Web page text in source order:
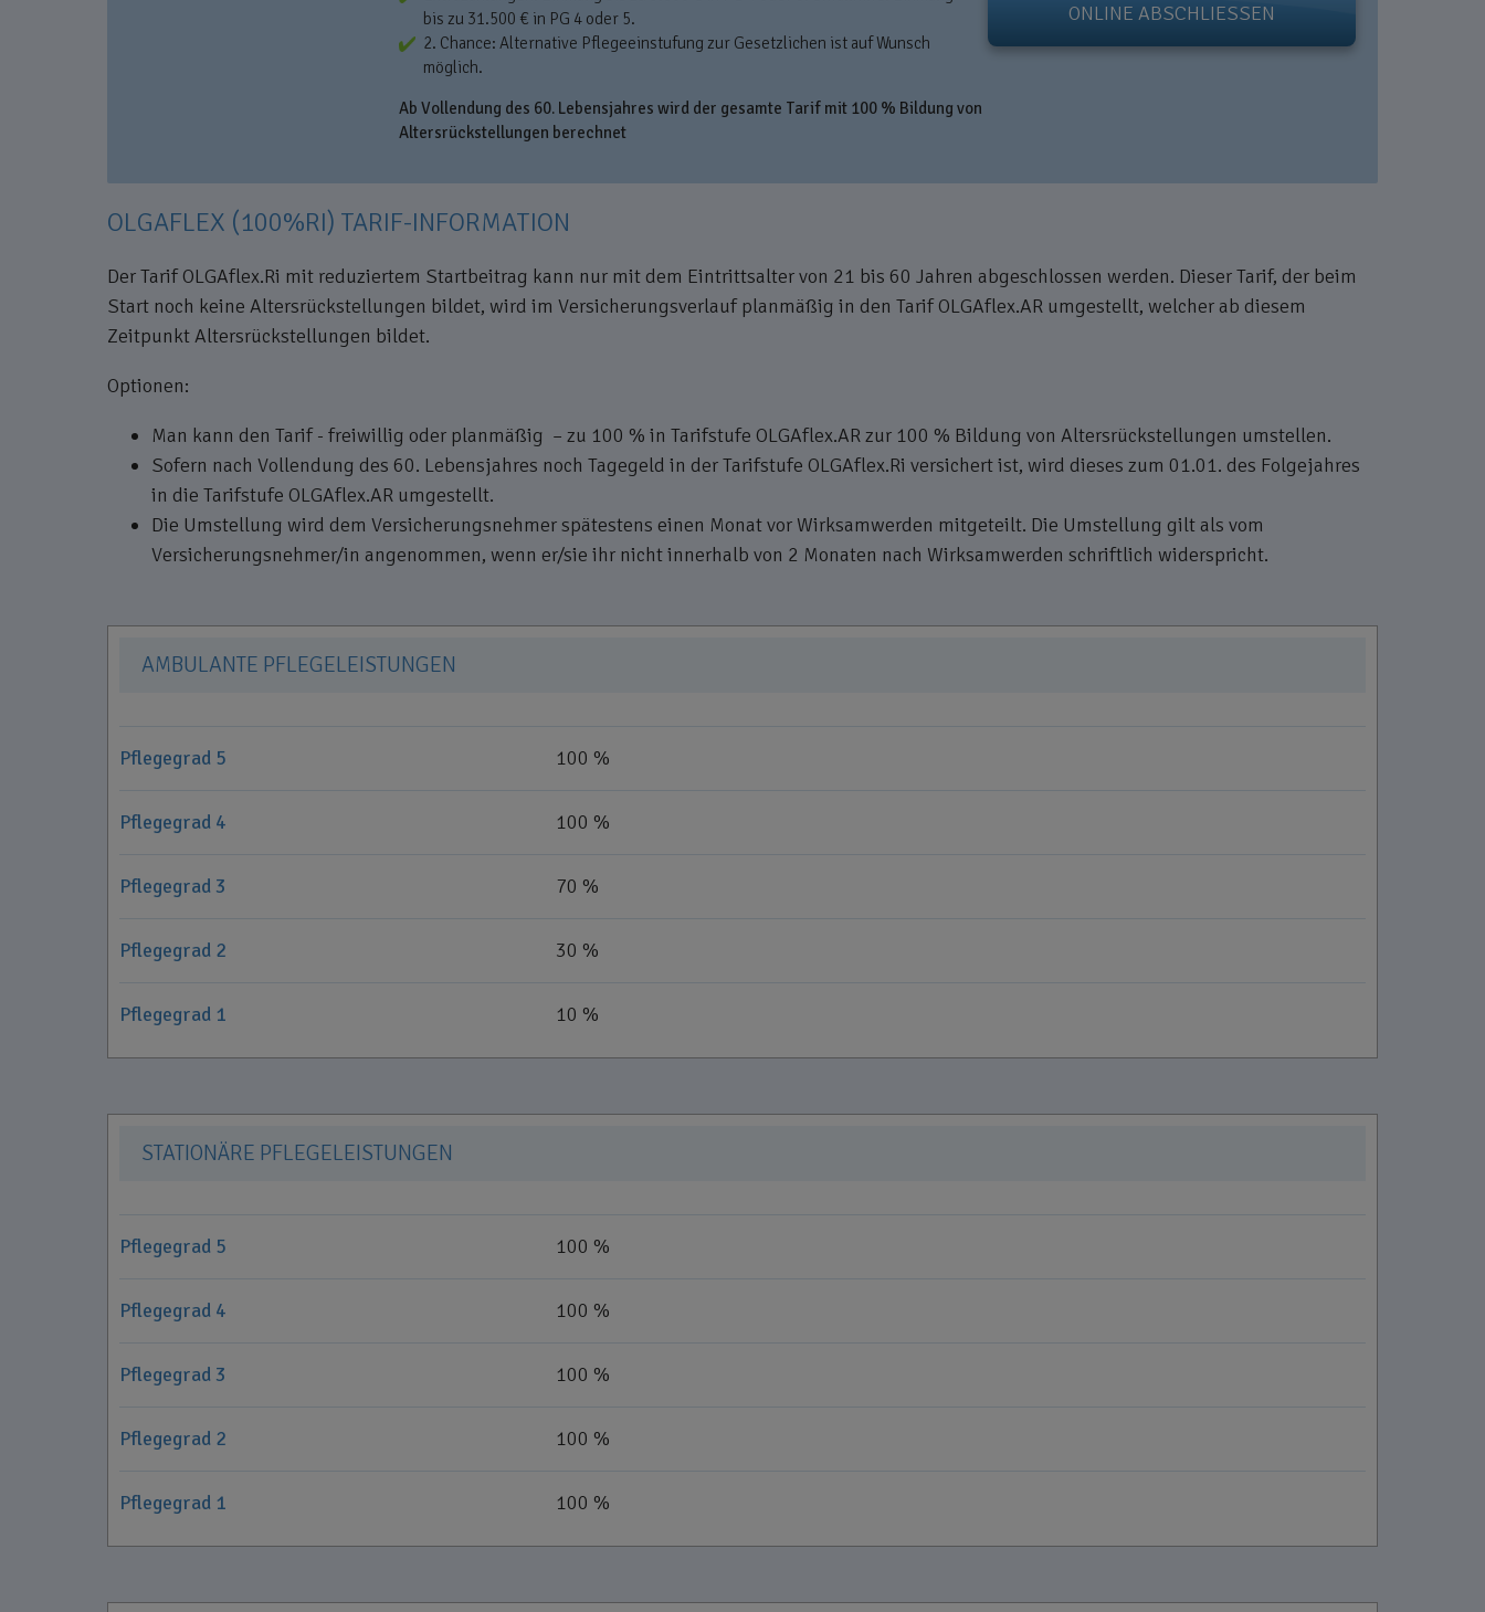
bis zu 31.500 € in PG 4 oder 5.
2. Chance: Alternative Pflegeeinstufung zur Gesetzlichen ist auf Wunsch
möglich.
Ab Vollendung des 60. Lebensjahres wird der gesamte Tarif mit 100 % Bildung von
Altersrückstellungen berechnet
ONLINE ABSCHLIESSEN
OLGAFLEX (100%RI) TARIF-INFORMATION
Der Tarif OLGAflex.Ri mit reduziertem Startbeitrag kann nur mit dem Eintrittsalter von 21 bis 60 Jahren abgeschlossen werden. Dieser Tarif, der beim
Start noch keine Altersrückstellungen bildet, wird im Versicherungsverlauf planmäßig in den Tarif OLGAflex.AR umgestellt, welcher ab diesem
Zeitpunkt Altersrückstellungen bildet.
Optionen:
Man kann den Tarif - freiwillig oder planmäßig – zu 100 % in Tarifstufe OLGAflex.AR zur 100 % Bildung von Altersrückstellungen umstellen.
Sofern nach Vollendung des 60. Lebensjahres noch Tagegeld in der Tarifstufe OLGAflex.Ri versichert ist, wird dieses zum 01.01. des Folgejahres
in die Tarifstufe OLGAflex.AR umgestellt.
Die Umstellung wird dem Versicherungsnehmer spätestens einen Monat vor Wirksamwerden mitgeteilt. Die Umstellung gilt als vom
Versicherungsnehmer/in angenommen, wenn er/sie ihr nicht innerhalb von 2 Monaten nach Wirksamwerden schriftlich widerspricht.
AMBULANTE PFLEGELEISTUNGEN
Pflegegrad 5 100 %
Pflegegrad 4 100 %
Pflegegrad 3 70 %
Pflegegrad 2 30 %
Pflegegrad 1 10 %
STATIONÄRE PFLEGELEISTUNGEN
Pflegegrad 5 100 %
Pflegegrad 4 100 %
Pflegegrad 3 100 %
Pflegegrad 2 100 %
Pflegegrad 1 100 %